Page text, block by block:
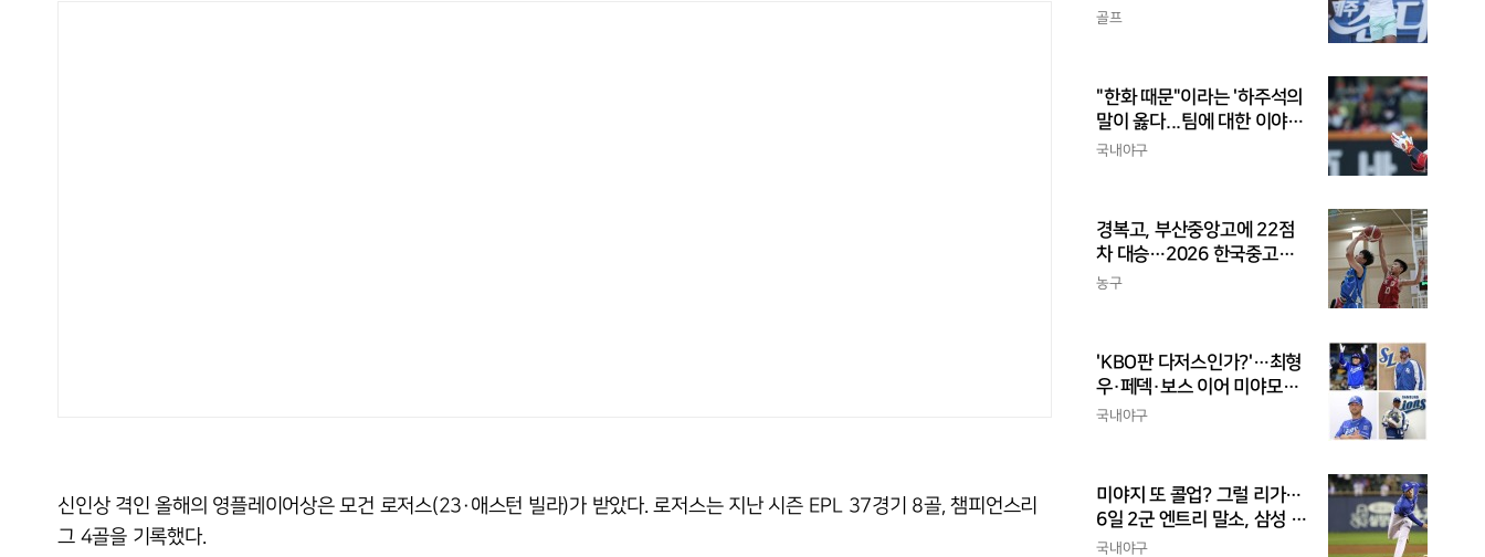
신인상 격인 올해의 영플레이어상은 모건 로저스(23·애스턴 빌라)가 받았다. 로저스는 지난 시즌 EPL 37경기 8골, 챔피언스리
그 4골을 기록했다.
승’ 가나
골프
"한화 때문"이라는 '하주석의
말이 옳다...팀에 대한 이야
기, 끝까지 안 하는 게 도리
국내야구
경복고, 부산중앙고에 22점
차 대승…2026 한국중고농
구 주말리그 왕중왕전 첫 승
농구
'KBO판 다저스인가?'…최형
우·페덱·보스 이어 미야모리
까지, 삼성의 '스펙 만렙' 승부
국내야구
미야지 또 콜업? 그럴 리가…
6일 2군 엔트리 말소, 삼성 새
아시아쿼터 찾았나
국내야구